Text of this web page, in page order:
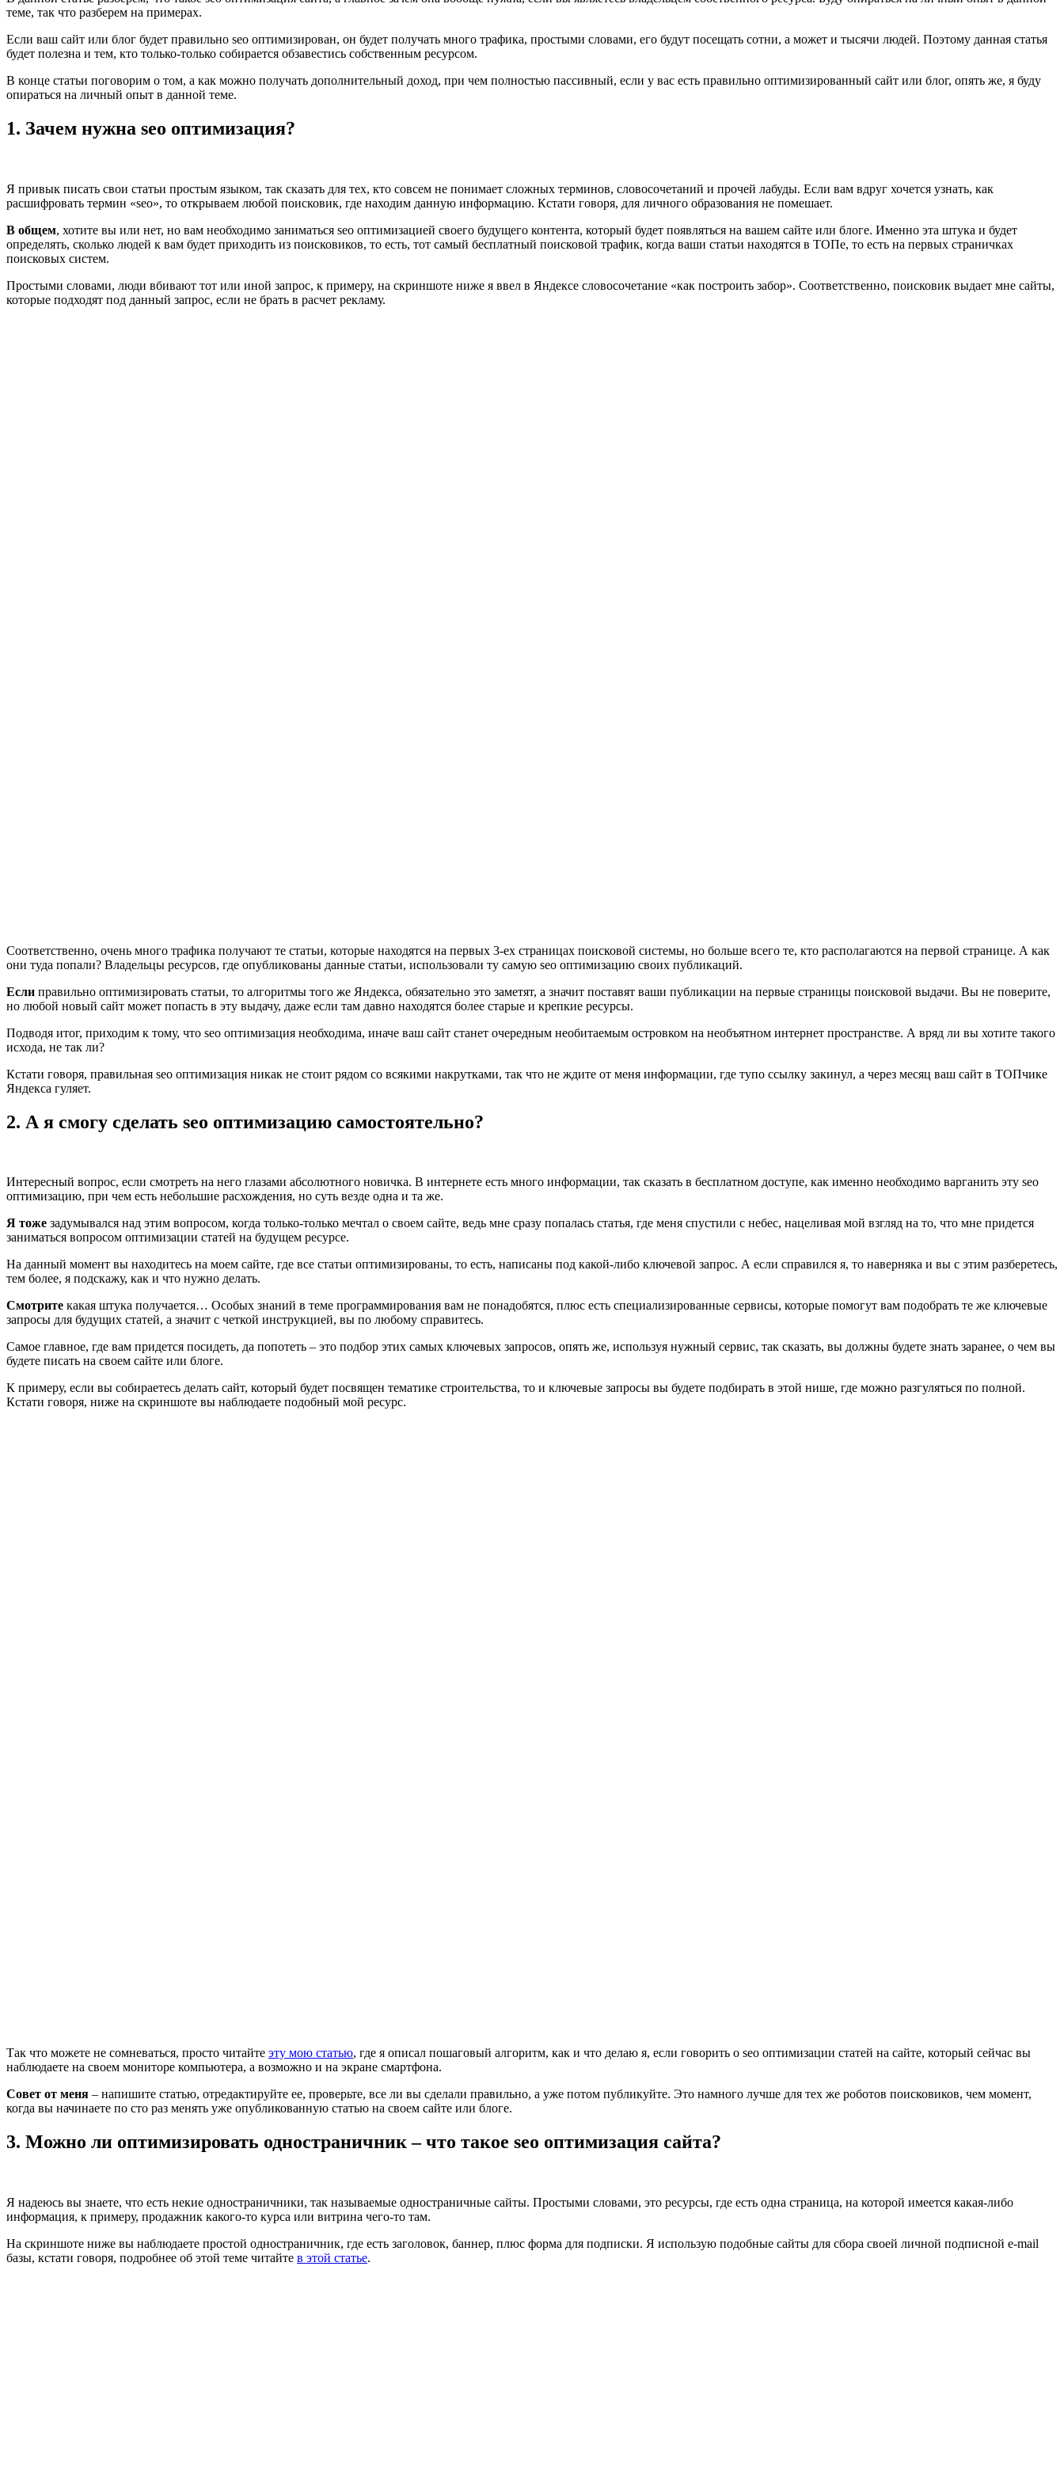
теме, так что разберем на примерах.
Если ваш сайт или блог будет правильно seo оптимизирован, он будет получать много трафика, простыми словами, его будут посещать сотни, а может и тысячи людей. Поэтому данная статья
будет полезна и тем, кто только-только собирается обзавестись собственным ресурсом.
В конце статьи поговорим о том, а как можно получать дополнительный доход, при чем полностью пассивный, если у вас есть правильно оптимизированный сайт или блог, опять же, я буду
опираться на личный опыт в данной теме.
1. Зачем нужна seo оптимизация?
Я привык писать свои статьи простым языком, так сказать для тех, кто совсем не понимает сложных терминов, словосочетаний и прочей лабуды. Если вам вдруг хочется узнать, как
расшифровать термин «seo», то открываем любой поисковик, где находим данную информацию. Кстати говоря, для личного образования не помешает.
В общем, хотите вы или нет, но вам необходимо заниматься seo оптимизацией своего будущего контента, который будет появляться на вашем сайте или блоге. Именно эта штука и будет
определять, сколько людей к вам будет приходить из поисковиков, то есть, тот самый бесплатный поисковой трафик, когда ваши статьи находятся в ТОПе, то есть на первых страничках
поисковых систем.
Простыми словами, люди вбивают тот или иной запрос, к примеру, на скриншоте ниже я ввел в Яндексе словосочетание «как построить забор». Соответственно, поисковик выдает мне сайты,
которые подходят под данный запрос, если не брать в расчет рекламу.
Соответственно, очень много трафика получают те статьи, которые находятся на первых 3-ех страницах поисковой системы, но больше всего те, кто располагаются на первой странице. А как
они туда попали? Владельцы ресурсов, где опубликованы данные статьи, использовали ту самую seo оптимизацию своих публикаций.
Если правильно оптимизировать статьи, то алгоритмы того же Яндекса, обязательно это заметят, а значит поставят ваши публикации на первые страницы поисковой выдачи. Вы не поверите,
но любой новый сайт может попасть в эту выдачу, даже если там давно находятся более старые и крепкие ресурсы.
Подводя итог, приходим к тому, что seo оптимизация необходима, иначе ваш сайт станет очередным необитаемым островком на необъятном интернет пространстве. А вряд ли вы хотите такого
исхода, не так ли?
Кстати говоря, правильная seo оптимизация никак не стоит рядом со всякими накрутками, так что не ждите от меня информации, где тупо ссылку закинул, а через месяц ваш сайт в ТОПчике
Яндекса гуляет.
2. А я смогу сделать seo оптимизацию самостоятельно?
Интересный вопрос, если смотреть на него глазами абсолютного новичка. В интернете есть много информации, так сказать в бесплатном доступе, как именно необходимо варганить эту seo
оптимизацию, при чем есть небольшие расхождения, но суть везде одна и та же.
Я тоже задумывался над этим вопросом, когда только-только мечтал о своем сайте, ведь мне сразу попалась статья, где меня спустили с небес, нацеливая мой взгляд на то, что мне придется
заниматься вопросом оптимизации статей на будущем ресурсе.
На данный момент вы находитесь на моем сайте, где все статьи оптимизированы, то есть, написаны под какой-либо ключевой запрос. А если справился я, то наверняка и вы с этим разберетесь,
тем более, я подскажу, как и что нужно делать.
Смотрите какая штука получается… Особых знаний в теме программирования вам не понадобятся, плюс есть специализированные сервисы, которые помогут вам подобрать те же ключевые
запросы для будущих статей, а значит с четкой инструкцией, вы по любому справитесь.
Самое главное, где вам придется посидеть, да попотеть – это подбор этих самых ключевых запросов, опять же, используя нужный сервис, так сказать, вы должны будете знать заранее, о чем вы
будете писать на своем сайте или блоге.
К примеру, если вы собираетесь делать сайт, который будет посвящен тематике строительства, то и ключевые запросы вы будете подбирать в этой нише, где можно разгуляться по полной.
Кстати говоря, ниже на скриншоте вы наблюдаете подобный мой ресурс.
Так что можете не сомневаться, просто читайте эту мою статью, где я описал пошаговый алгоритм, как и что делаю я, если говорить о seo оптимизации статей на сайте, который сейчас вы
наблюдаете на своем мониторе компьютера, а возможно и на экране смартфона.
Совет от меня – напишите статью, отредактируйте ее, проверьте, все ли вы сделали правильно, а уже потом публикуйте. Это намного лучше для тех же роботов поисковиков, чем момент,
когда вы начинаете по сто раз менять уже опубликованную статью на своем сайте или блоге.
3. Можно ли оптимизировать одностраничник – что такое seo оптимизация сайта?
Я надеюсь вы знаете, что есть некие одностраничники, так называемые одностраничные сайты. Простыми словами, это ресурсы, где есть одна страница, на которой имеется какая-либо
информация, к примеру, продажник какого-то курса или витрина чего-то там.
На скриншоте ниже вы наблюдаете простой одностраничник, где есть заголовок, баннер, плюс форма для подписки. Я использую подобные сайты для сбора своей личной подписной e-mail
базы, кстати говоря, подробнее об этой теме читайте в этой статье.